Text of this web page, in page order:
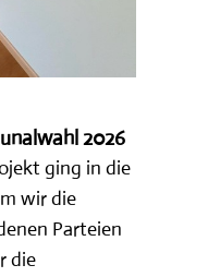
2026
ging in die
wir die
Parteien
die